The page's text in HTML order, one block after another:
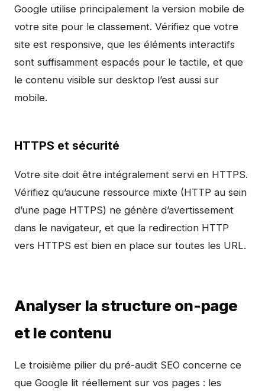
Google utilise principalement la version mobile de
votre site pour le classement. Vérifiez que votre
site est responsive, que les éléments interactifs
sont suffisamment espacés pour le tactile, et que
le contenu visible sur desktop l’est aussi sur
mobile.
HTTPS et sécurité
Votre site doit être intégralement servi en HTTPS.
Vérifiez qu’aucune ressource mixte (HTTP au sein
d’une page HTTPS) ne génère d’avertissement
dans le navigateur, et que la redirection HTTP
vers HTTPS est bien en place sur toutes les URL.
Analyser la structure on-page
et le contenu
Le troisième pilier du pré-audit SEO concerne ce
que Google lit réellement sur vos pages : les